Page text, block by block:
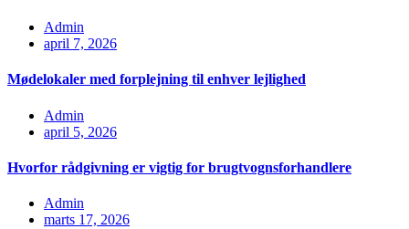
Admin
april 7, 2026
Mødelokaler med forplejning til enhver lejlighed
Admin
april 5, 2026
Hvorfor rådgivning er vigtig for brugtvognsforhandlere
Admin
marts 17, 2026